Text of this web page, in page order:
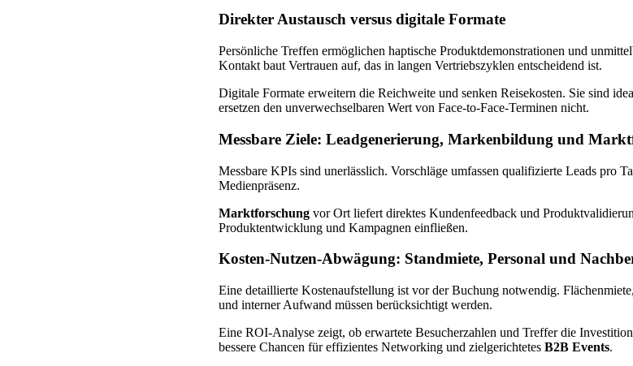
Direkter Austausch versus digitale Formate
Persönliche Treffen ermöglichen haptische Produktdemonstrationen und
Kontakt baut Vertrauen auf, das in langen Vertriebszyklen entscheidend ist.
Digitale Formate erweitern die Reichweite und senken Reisekosten. Sie sind
ersetzen den unverwechselbaren Wert von Face-to-Face-Terminen nicht.
Messbare Ziele: Leadgenerierung, Markenbildung und
Messbare KPIs sind unerlässlich. Vorschläge umfassen qualifizierte Leads pro
Medienpräsenz.
Marktforschung vor Ort liefert direktes Kundenfeedback und
Produktentwicklung und Kampagnen einfließen.
Kosten-Nutzen-Abwägung: Standmiete, Personal und
Eine detaillierte Kostenaufstellung ist vor der Buchung notwendig.
und interner Aufwand müssen berücksichtigt werden.
Eine ROI-Analyse zeigt, ob erwartete Besucherzahlen und Treffer die
bessere Chancen für effizientes Networking und zielgerichtetes B2B Events.